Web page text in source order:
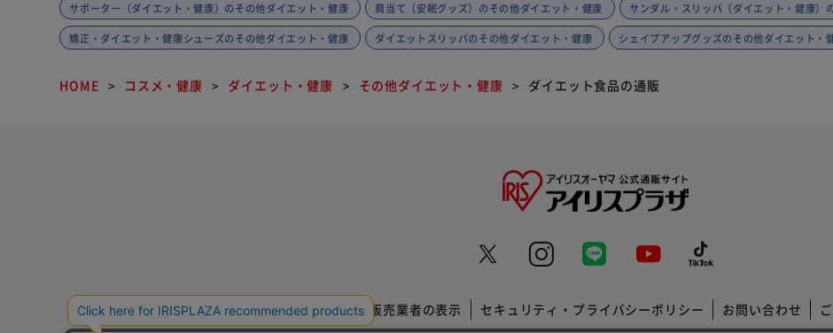
サポーター（ダイエット・健康）のその他ダイエット・健康 肩当て（安眠グッズ）のその他ダイエット・健康 サンダル・スリッパ（ダイエット・健康）
矯正・ダイエット・健康シューズのその他ダイエット・健康 ダイエットスリッパのその他ダイエット・健康 シェイプアップグッズのその他ダイエット・
HOME コスメ・健康 ダイエット・健康 その他ダイエット・健康 ダイエット食品の通販
特定商取引法に基づく通信販売業者の表示 セキュリティ・プライバシーポリシー お問い合わせ